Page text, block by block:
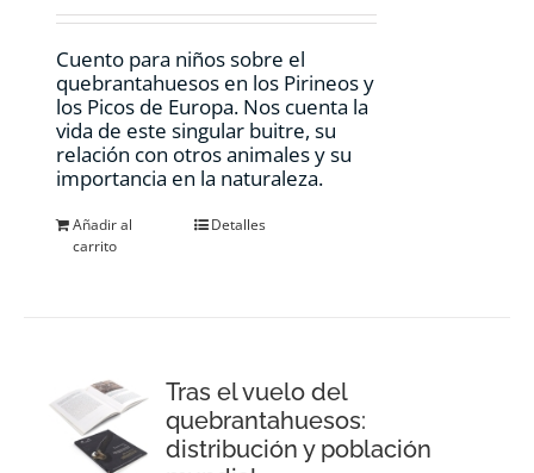
Cuento para niños sobre el
quebrantahuesos en los Pirineos y
los Picos de Europa. Nos cuenta la
vida de este singular buitre, su
relación con otros animales y su
importancia en la naturaleza.
Añadir al
carrito
Detalles
Tras el vuelo del
quebrantahuesos:
distribución y población